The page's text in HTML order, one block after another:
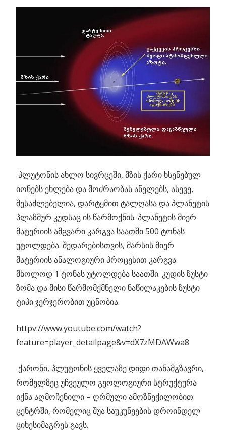
პლუტონის ახლო სივრცეში, მზის ქარი ხსენებულ
იონებს ეხლება და მოძრაობას ანელებს, ასევე,
შესაძლებელია, დარტყმით ტალღასა და პლანეტის
პლაზმურ კუდსაც ის წარმოქნის. პლანეტის მიერ
მატერიის ამგვარი კარგვა საათში 500 ტონას
უტოლდება. შედარებისთვის, მარსის მიერ
მატერიის ანალოგიური პროცესით კარგვა
მხოლოდ 1 ტონას უტოლდება საათში. კუდის ზუსტი
ზომა და მისი წარმომქმნელი ნაწილაკების ზუსტი
ტიპი ჯერჯერობით უცნობია.
httpv://www.youtube.com/watch?
feature=player_detailpage&v=dX7zMDAWwa8
ქარონი, პლუტონის ყველაზე დიდი თანამგზავრი,
რომელზეც უჩვეულო გეოლოგიური სტრუქტურა
იქნა აღმოჩენილი – ღრმული ამოზნექილობით
ცენტრში, რომელიც შუა საუკუნეების დროინდელ
ციხესიმაგრეს გავს.